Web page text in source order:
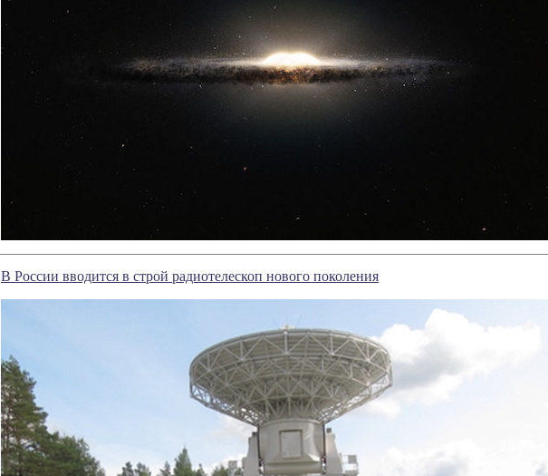
В России вводится в строй радиотелескоп нового поколения